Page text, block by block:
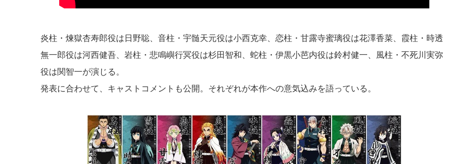
炎柱・煉獄杏寿郎役は日野聡、音柱・宇髄天元役は小西克幸、恋柱・甘露寺蜜璃役は花澤香菜、霞柱・時透
無一郎役は河西健吾、岩柱・悲鳴嶼行冥役は杉田智和、蛇柱・伊黒小芭内役は鈴村健一、風柱・不死川実弥
役は関智一が演じる。
発表に合わせて、キャストコメントも公開。それぞれが本作への意気込みを語っている。